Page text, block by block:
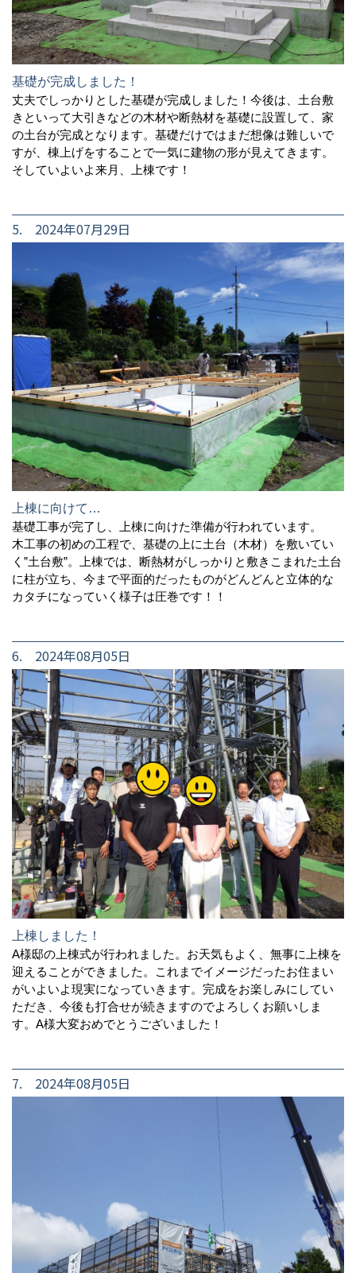
基礎が完成しました！
丈夫でしっかりとした基礎が完成しました！今後は、土台敷
きといって大引きなどの木材や断熱材を基礎に設置して、家
の土台が完成となります。基礎だけではまだ想像は難しいで
すが、棟上げをすることで一気に建物の形が見えてきます。
そしていよいよ来月、上棟です！
5. 2024年07月29日
上棟に向けて…
基礎工事が完了し、上棟に向けた準備が行われています。
木工事の初めの工程で、基礎の上に土台（木材）を敷いてい
く”土台敷”。上棟では、断熱材がしっかりと敷きこまれた土台
に柱が立ち、今まで平面的だったものがどんどんと立体的な
カタチになっていく様子は圧巻です！！
6. 2024年08月05日
上棟しました！
A様邸の上棟式が行われました。お天気もよく、無事に上棟を
迎えることができました。これまでイメージだったお住まい
がいよいよ現実になっていきます。完成をお楽しみにしてい
ただき、今後も打合せが続きますのでよろしくお願いしま
す。A様大変おめでとうございました！
7. 2024年08月05日